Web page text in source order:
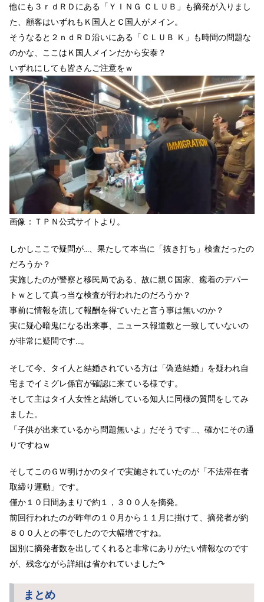
他にも３ｒｄＲＤにある「ＹＩＮＧ ＣＬＵＢ」も摘発が入りまし
た、顧客はいずれもＫ国人とＣ国人がメイン。
そうなると２ｎｄＲＤ沿いにある「ＣＬＵＢ Ｋ」も時間の問題な
のかな、ここはＫ国人メインだから安泰？
いずれにしても皆さんご注意をｗ
画像：ＴＰＮ公式サイトより。
しかしここで疑問が…、果たして本当に「抜き打ち」検査だったの
だろうか？
実施したのが警察と移民局である、故に親Ｃ国家、癒着のデパー
トｗとして真っ当な検査が行われたのだろうか？
事前に情報を流して報酬を得ていたと言う事は無いのか？
実に疑心暗鬼になる出来事、ニュース報道数と一致していないの
が非常に疑問です…。
そして今、タイ人と結婚されている方は「偽造結婚」を疑われ自
宅までイミグレ係官が確認に来ている様です。
そして主はタイ人女性と結婚している知人に同様の質問をしてみ
ました。
「子供が出来ているから問題無いよ」だそうです…、確かにその通
りですねｗ
そしてこのＧＷ明けかのタイで実施されていたのが「不法滞在者
取締り運動」です。
僅か１０日間あまりで約１，３００人を摘発。
前回行われたのが昨年の１０月から１１月に掛けて、摘発者が約
８００人との事でしたので大幅増ですね。
国別に摘発者数を出してくれると非常にありがたい情報なのです
が、残念ながら詳細は省かれていました↷
まとめ